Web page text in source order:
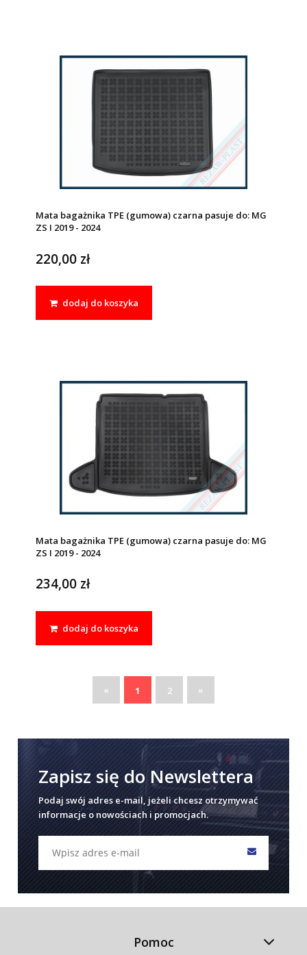
Mata bagażnika TPE (gumowa) czarna pasuje do: MG
ZS I 2019 - 2024
220,00 zł
dodaj do koszyka
Mata bagażnika TPE (gumowa) czarna pasuje do: MG
ZS I 2019 - 2024
234,00 zł
dodaj do koszyka
« 1 2 »
Zapisz się do Newslettera
Podaj swój adres e-mail, jeżeli chcesz otrzymywać
informacje o nowościach i promocjach.
Pomoc